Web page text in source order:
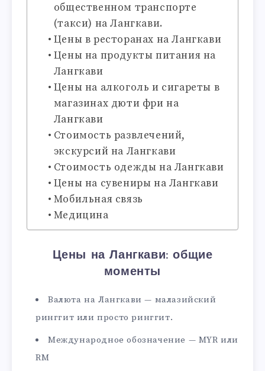
общественном транспорте
(такси) на Лангкави.
Цены в ресторанах на Лангкави
Цены на продукты питания на
Лангкави
Цены на алкоголь и сигареты в
магазинах дюти фри на
Лангкави
Стоимость развлечений,
экскурсий на Лангкави
Стоимость одежды на Лангкави
Цены на сувениры на Лангкави
Мобильная связь
Медицина
Цены на Лангкави: общие
моменты
Валюта на Лангкави — малазийский
ринггит или просто ринггит.
Международное обозначение — MYR или
RM